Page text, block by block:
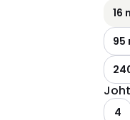
16
95
4